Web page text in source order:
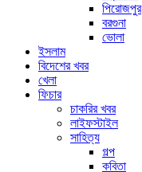
পিরোজপুর
বরগুনা
ভোলা
ইসলাম
বিদেশের খবর
খেলা
ফিচার
চাকরির খবর
লাইফস্টাইল
সাহিত্য
গল্প
কবিতা